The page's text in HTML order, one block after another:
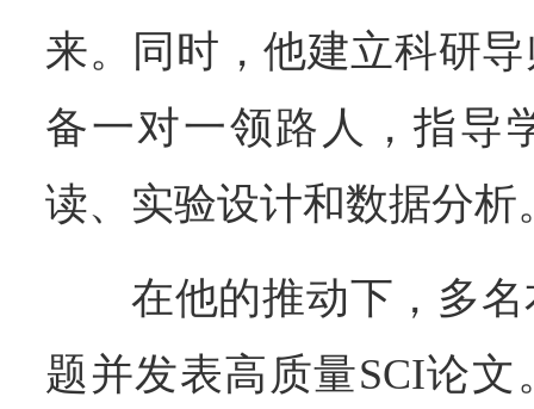
来。同时，他建立科研
备一对一领路人，指导
读、实验设计和数据分析
在他的推动下，多
题并发表高质量SCI论